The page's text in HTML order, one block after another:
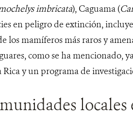
imbricata), Caguama (
en peligro de extinción,
los mamíferos más raros y
como se ha mencionado,
Rica y un programa de
locales